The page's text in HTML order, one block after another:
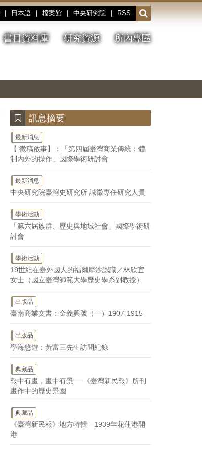
日本語 檔案館 中央研究院 RSS
開
啟
或
收
書目資料庫 研究資源 所內專區
停、
圖
圖
結
訊息摘要
最新消息
【 徵稿啟事】：「第四屆臺灣商業傳統：體
制內外的操作」國際學術研討會
最新消息
中央研究院臺灣史研究所 誠徵專任研究人員
學術活動
「第六屆族群、歷史與地域社會」國際學術研
討會
學術活動
19世紀在臺外國人的福爾摩沙認識／林欣宜
女士（國立臺灣師範大學歷史學系副教授）
出版品
臺南商業文書：金義興號（一）1907-1915
出版品
學海悠遊：黃富三先生訪問紀錄
典藏品
報中有畫，畫中有景──《臺灣新民報》所刊
畫作中的歷史景園
典藏品
《臺灣新民報》地方特輯—1939年花蓮港開
港